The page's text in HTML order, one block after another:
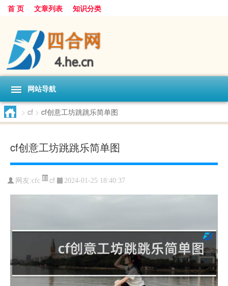
首 页 文章列表 知识分类
网站导航
> cf > cf创意工坊跳跳乐简单图
cf创意工坊跳跳乐简单图
网友:cfc cf 2024-01-25 18:40:37